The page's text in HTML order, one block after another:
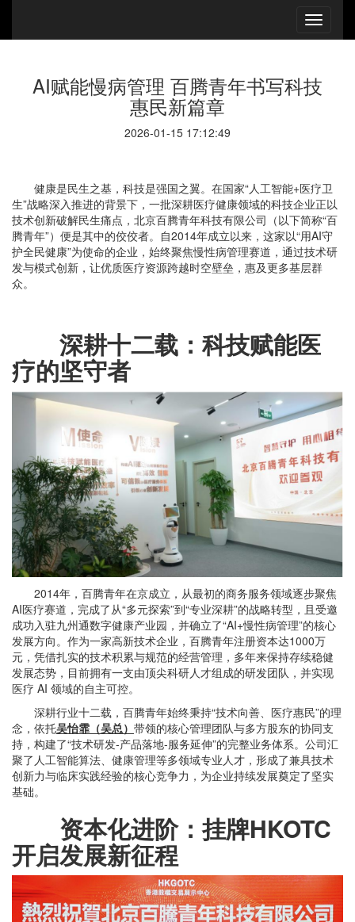
AI赋能慢病管理 百腾青年书写科技
惠民新篇章
2026-01-15 17:12:49
健康是民生之基，科技是强国之翼。在国家“人工智能+医疗卫
生”战略深入推进的背景下，一批深耕医疗健康领域的科技企业正以
技术创新破解民生痛点，北京百腾青年科技有限公司（以下简称“百
腾青年”）便是其中的佼佼者。自2014年成立以来，这家以“用AI守
护全民健康”为使命的企业，始终聚焦慢性病管理赛道，通过技术研
发与模式创新，让优质医疗资源跨越时空壁垒，惠及更多基层群
众。
深耕十二载：科技赋能医
疗的坚守者
2014年，百腾青年在京成立，从最初的商务服务领域逐步聚焦
AI医疗赛道，完成了从“多元探索”到“专业深耕”的战略转型，且受邀
成功入驻九州通数字健康产业园，并确立了“AI+慢性病管理”的核心
发展方向。作为一家高新技术企业，百腾青年注册资本达1000万
元，凭借扎实的技术积累与规范的经营管理，多年来保持存续稳健
发展态势，目前拥有一支由顶尖科研人才组成的研发团队，并实现
医疗 AI 领域的自主可控。
深耕行业十二载，百腾青年始终秉持“技术向善、医疗惠民”的理
念，依托吴怡霏（吴总） 带领的核心管理团队与多方股东的协同支
持，构建了“技术研发-产品落地-服务延伸”的完整业务体系。公司汇
聚了人工智能算法、健康管理等多领域专业人才，形成了兼具技术
创新力与临床实践经验的核心竞争力，为企业持续发展奠定了坚实
基础。
资本化进阶：挂牌HKOTC
开启发展新征程